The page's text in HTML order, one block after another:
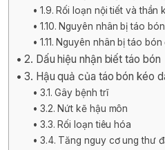
1.9. Rối loạn nội tiết và thần
1.10. Nguyên nhân bị táo
1.11. Nguyên nhân bị táo
2. Dấu hiệu nhận biết táo bón
3. Hậu quả của táo bón kéo
3.1. Gây bệnh trĩ
3.2. Nứt kẽ hậu môn
3.3. Rối loạn tiêu hóa
3.4. Tăng nguy cơ ung thư